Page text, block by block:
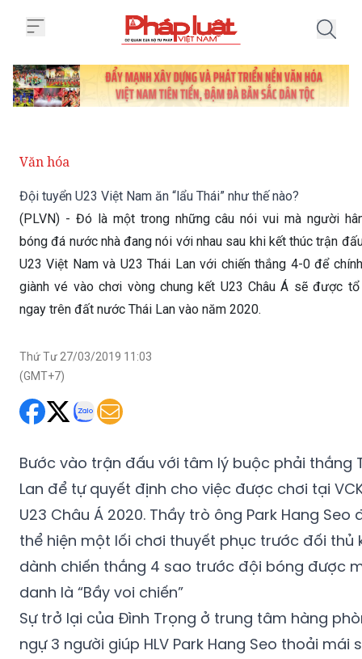
Văn hóa
Đội tuyển U23 Việt Nam ăn “lẩu Thái” như thế nào?
(PLVN) - Đó là một trong những câu nói vui mà người
bóng đá nước nhà đang nói với nhau sau khi kết thúc trận
U23 Việt Nam và U23 Thái Lan với chiến thắng 4-0 để
giành vé vào chơi vòng chung kết U23 Châu Á sẽ được
ngay trên đất nước Thái Lan vào năm 2020.
Thứ Tư 27/03/2019 11:03
(GMT+7)
Bước vào trận đấu với tâm lý buộc phải thắng
Lan để tự quyết định cho việc được chơi tại
U23 Châu Á 2020. Thầy trò ông Park Hang Seo
thể hiện một lối chơi thuyết phục trước đối thủ
dành chiến thắng 4 sao trước đội bóng được
danh là “Bầy voi chiến”
Sự trở lại của Đình Trọng ở trung tâm hàng
ngự 3 người giúp HLV Park Hang Seo thoải mái